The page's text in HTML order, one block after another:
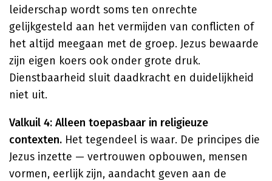
leiderschap wordt soms ten onrechte
gelijkgesteld aan het vermijden van conflicten of
het altijd meegaan met de groep. Jezus bewaarde
zijn eigen koers ook onder grote druk.
Dienstbaarheid sluit daadkracht en duidelijkheid
niet uit.
Valkuil 4: Alleen toepasbaar in religieuze
contexten. Het tegendeel is waar. De principes die
Jezus inzette — vertrouwen opbouwen, mensen
vormen, eerlijk zijn, aandacht geven aan de